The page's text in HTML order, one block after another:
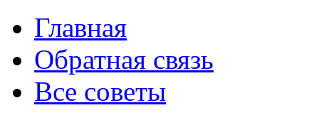
Главная
Обратная связь
Все советы